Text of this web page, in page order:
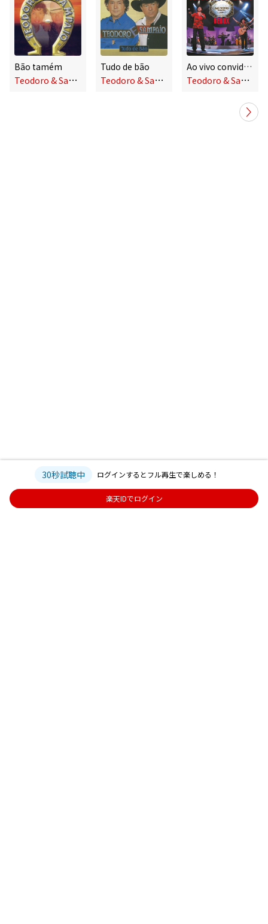
Bão tamém
T
eodoro & Sampaio
Tudo de bão
T
eodoro & Sampaio
Ao vivo convida (Redux)
T
eodoro & Sampaio
30秒試聴中 ログインするとフル再生で楽しめる！
楽天IDでログイン